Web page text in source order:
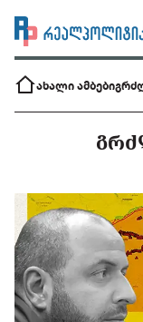
ახალი ამბები